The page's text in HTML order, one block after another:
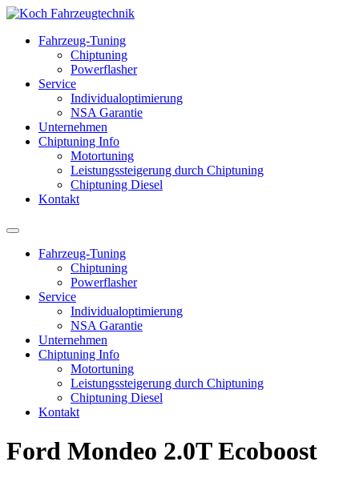
Fahrzeug-Tuning
Chiptuning
Powerflasher
Service
Individualoptimierung
NSA Garantie
Unternehmen
Chiptuning Info
Motortuning
Leistungssteigerung durch Chiptuning
Chiptuning Diesel
Kontakt
Fahrzeug-Tuning
Chiptuning
Powerflasher
Service
Individualoptimierung
NSA Garantie
Unternehmen
Chiptuning Info
Motortuning
Leistungssteigerung durch Chiptuning
Chiptuning Diesel
Kontakt
Ford Mondeo 2.0T Ecoboost